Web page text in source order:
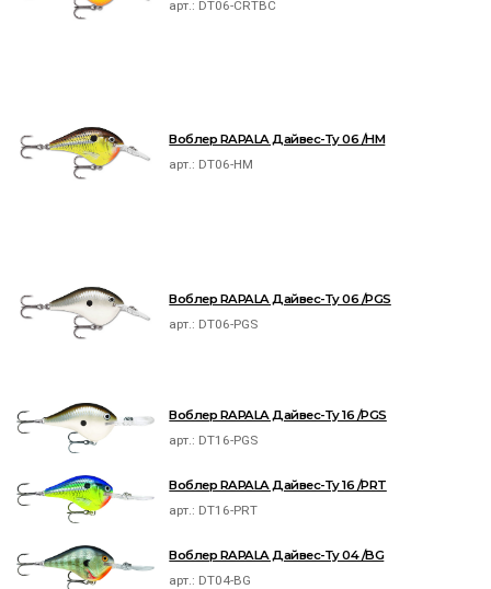
арт.: DT06-CRTBC
Воблер RAPALA Дайвес-Ту 06 /HM
арт.: DT06-HM
Воблер RAPALA Дайвес-Ту 06 /PGS
арт.: DT06-PGS
Воблер RAPALA Дайвес-Ту 16 /PGS
арт.: DT16-PGS
Воблер RAPALA Дайвес-Ту 16 /PRT
арт.: DT16-PRT
Воблер RAPALA Дайвес-Ту 04 /BG
арт.: DT04-BG